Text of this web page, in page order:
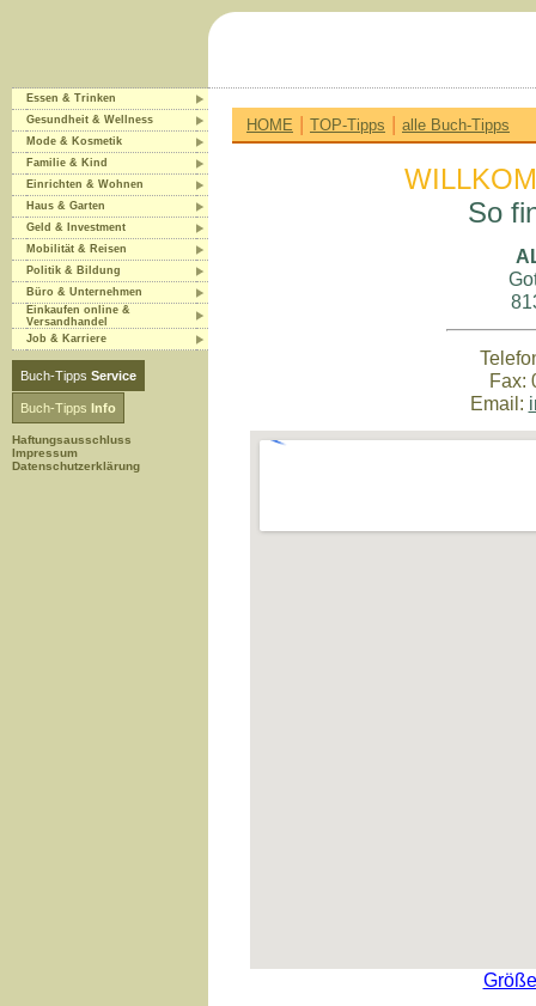
Essen & Trinken
Gesundheit & Wellness
Mode & Kosmetik
Familie & Kind
Einrichten & Wohnen
Haus & Garten
Geld & Investment
Mobilität & Reisen
Politik & Bildung
Büro & Unternehmen
Einkaufen online &
Versandhandel
Job & Karriere
Buch-Tipps Service
Buch-Tipps Info
Haftungsausschluss
Impressum
Datenschutzerklärung
HOME | TOP-Tipps | alle Buch-Tipps
So
Fax:
Email: